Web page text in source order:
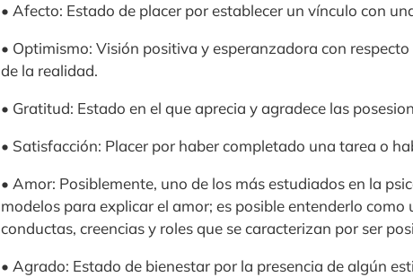
• Afecto: Estado de placer por establecer un vínculo con
• Optimismo: Visión positiva y esperanzadora con
de la realidad.
• Gratitud: Estado en el que aprecia y agradece las
• Satisfacción: Placer por haber completado una tarea o
• Amor: Posiblemente, uno de los más estudiados en la
modelos para explicar el amor; es posible entenderlo
conductas, creencias y roles que se caracterizan por ser
• Agrado: Estado de bienestar por la presencia de algún